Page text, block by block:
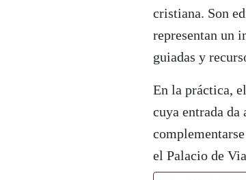
cristiana. Son
representan un
guiadas y
En la práctica,
cuya entrada da
el Palacio de